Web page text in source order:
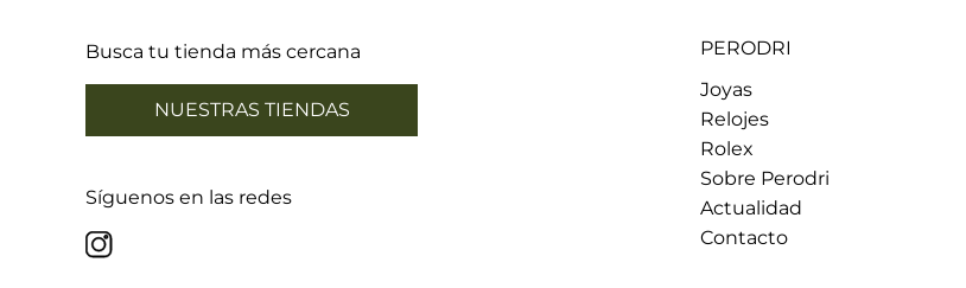
Busca tu tienda más cercana
NUESTRAS TIENDAS
Síguenos en las redes
PERODRI
Joyas
Relojes
Rolex
Sobre Perodri
Actualidad
Contacto